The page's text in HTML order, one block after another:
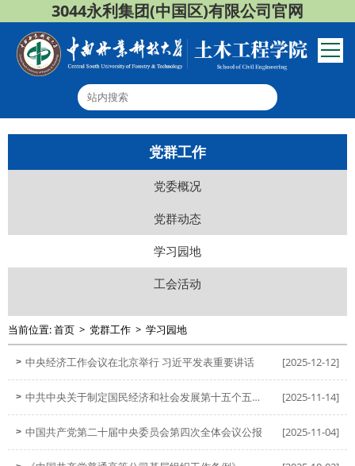
3044永利集团(中国区)有限公司官网
党群工作
党委概况
党群动态
学习园地
工会活动
当前位置:首页 > 党群工作 > 学习园地
> 中央经济工作会议在北京举行 习近平发表重要讲话 [2025-12-12]
> 中共中央关于制定国民经济和社会发展第十五个五年
规划的建议
[2025-11-14]
> 中国共产党第二十届中央委员会第四次全体会议公报 [2025-11-04]